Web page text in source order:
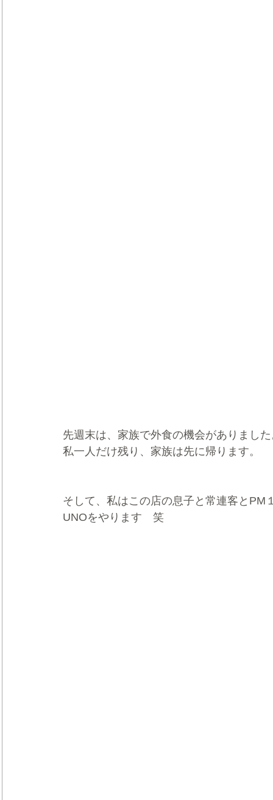
先週末は、家族で外食の機会がありまし
私一人だけ残り、家族は先に帰ります。
そして、私はこの店の息子と常連客とPM
UNOをやります　笑